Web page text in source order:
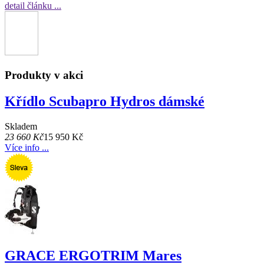
detail článku ...
Produkty v akci
Křídlo Scubapro Hydros dámské
Skladem
23 660 Kč15 950 Kč
Více info ...
GRACE ERGOTRIM Mares